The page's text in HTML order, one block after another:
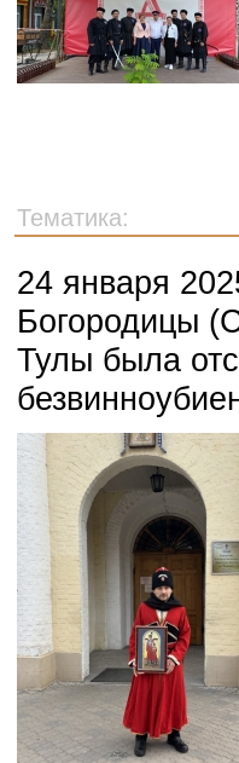
Тематика:
24 января
Богородицы
Тулы была